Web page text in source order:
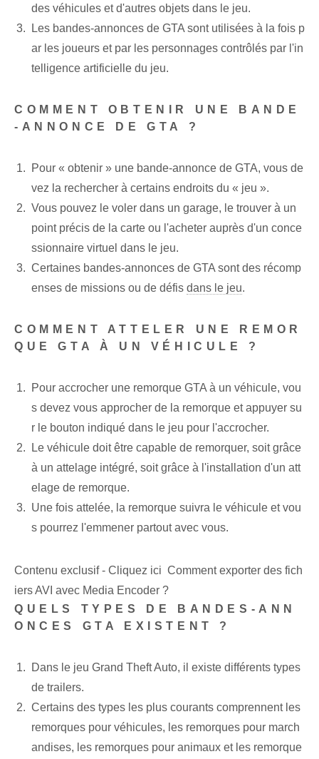
des véhicules et d'autres objets dans le jeu.
Les bandes-annonces de GTA sont utilisées à la fois p
ar les joueurs et par les personnages contrôlés par l'in
telligence artificielle du jeu.
COMMENT OBTENIR UNE BANDE
-ANNONCE DE GTA ?
Pour « obtenir » une bande-annonce de GTA, vous de
vez la rechercher à certains endroits du « jeu ».
Vous pouvez le voler dans un garage, le trouver à un
point précis de la carte ou l'acheter auprès d'un conce
ssionnaire virtuel dans le jeu.
Certaines bandes-annonces de GTA sont des récomp
enses⁤ de missions ou de défis dans le jeu.
COMMENT ATTELER UNE REMOR
QUE GTA À UN VÉHICULE ?
Pour accrocher une remorque GTA à un véhicule, vou
s devez vous approcher de la remorque et appuyer su
r le bouton indiqué dans le jeu pour l'accrocher.
Le véhicule doit être capable de remorquer, soit grâce
à un attelage intégré, soit grâce à l'installation d'un att
elage de remorque.
Une fois attelée, la remorque suivra le véhicule et vou
s pourrez l'emmener partout avec vous.
Contenu exclusif - Cliquez ici Comment exporter des fich
iers AVI avec Media Encoder ?
QUELS TYPES DE BANDES-ANN
ONCES ‌GTA EXISTENT ?
Dans le jeu Grand Theft Auto, il existe différents types
de ‌trailers.
Certains des types les plus courants comprennent les
remorques pour véhicules, les remorques pour march
andises, les remorques pour animaux et les remorque